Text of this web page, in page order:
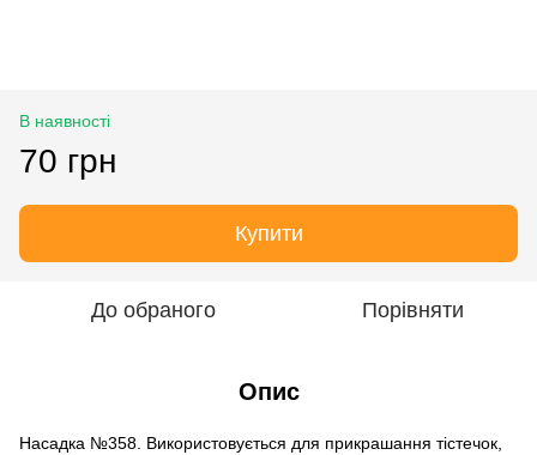
В наявності
70 грн
Купити
До обраного Порівняти
Опис
Насадка №358. Використовується для прикрашання тістечок,